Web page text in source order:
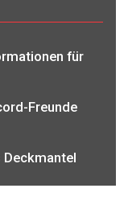
für
Freunde